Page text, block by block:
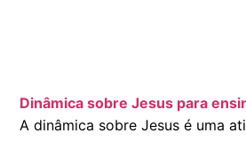
Dinâmica sobre Jesus para
A dinâmica sobre Jesus é uma